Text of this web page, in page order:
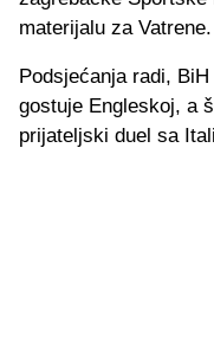
materijalu za Vatrene.
Podsjećanja radi,
gostuje Engleskoj, a
prijateljski duel sa